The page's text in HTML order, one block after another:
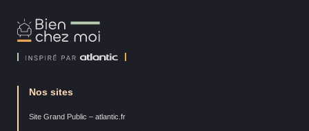
Bien
Chez
Nos sites
Site Grand Public – atlantic.fr